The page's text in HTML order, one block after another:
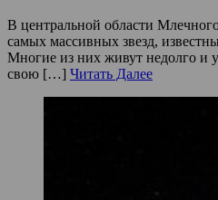
В центральной области
самых массивных звезд,
Многие из них живут недолго и
свою […] Читать Далее